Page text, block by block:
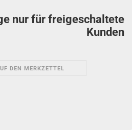
nur für freigeschaltete
Kunden
DEN MERKZETTEL